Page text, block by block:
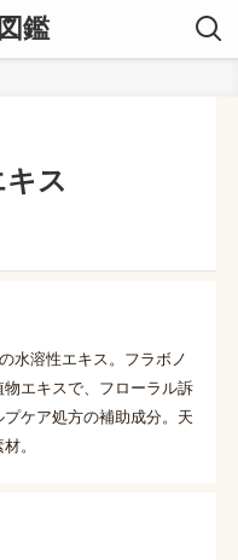
鑑
ス
水溶性エキス。フラボノ
エキスで、フローラル訴
ケア処方の補助成分。天
。